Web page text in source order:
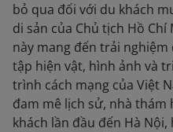
bỏ qua đối với du khách
di sản của Chủ tịch Hồ
này mang đến trải
tập hiện vật, hình ảnh và
trình cách mạng của Việt
đam mê lịch sử, nhà thám
khách lần đầu đến Hà